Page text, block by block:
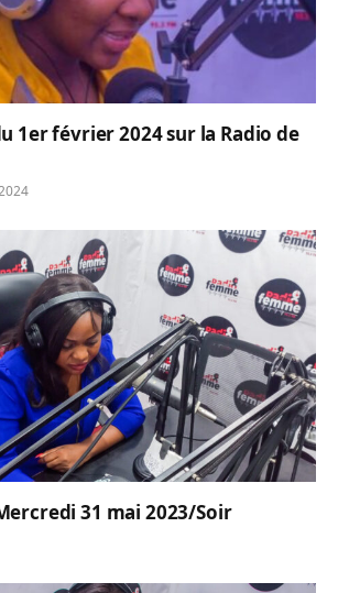
1er février 2024 sur la Radio de
31 mai 2023/Soir